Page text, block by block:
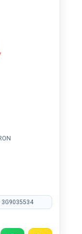
3G9035534